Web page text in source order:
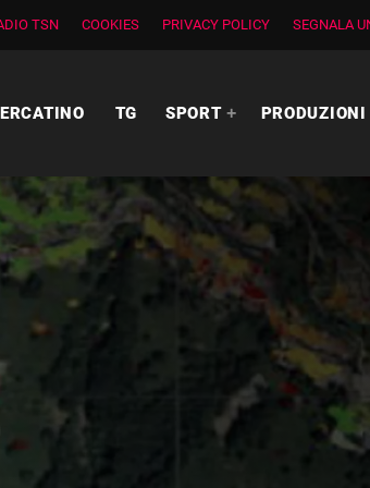
TSN COOKIES PRIVACY POLICY SEGNALA
TG SPORT PRODUZIONI